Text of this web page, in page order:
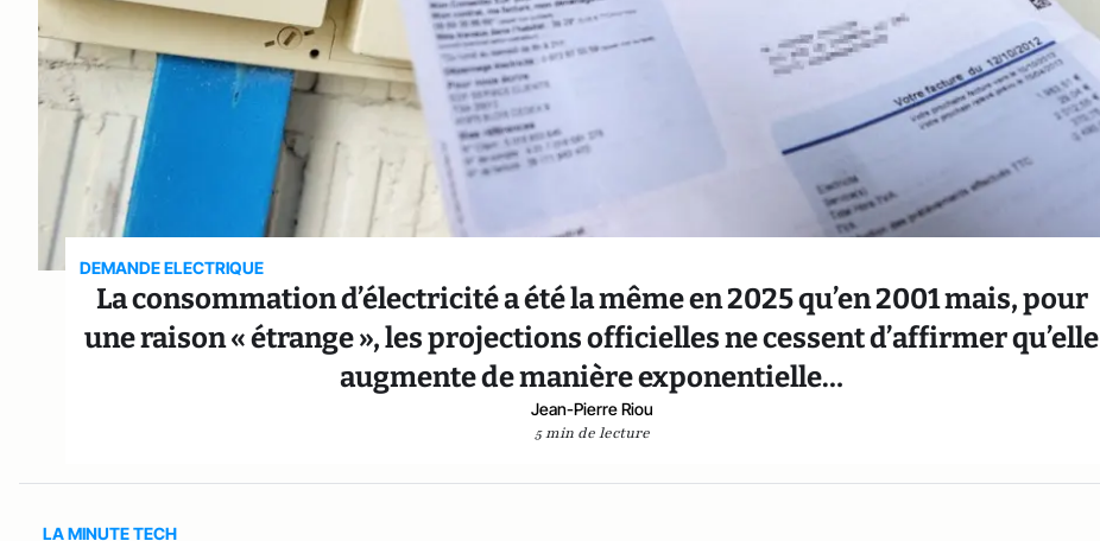
DEMANDE ELECTRIQUE
La consommation d’électricité a été la même en 2025 qu’en 2001 mais, pour
une raison « étrange », les projections officielles ne cessent d’affirmer qu’elle
augmente de manière exponentielle…
Jean-Pierre Riou
5 min de lecture
LA MINUTE TECH